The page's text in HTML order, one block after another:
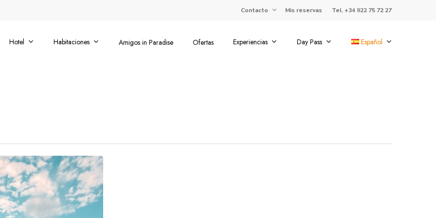
Contacto Mis reservas Tel. +34 922 75 72 27
Hotel Habitaciones Amigos in Paradise Ofertas Experiencias Day Pass Español